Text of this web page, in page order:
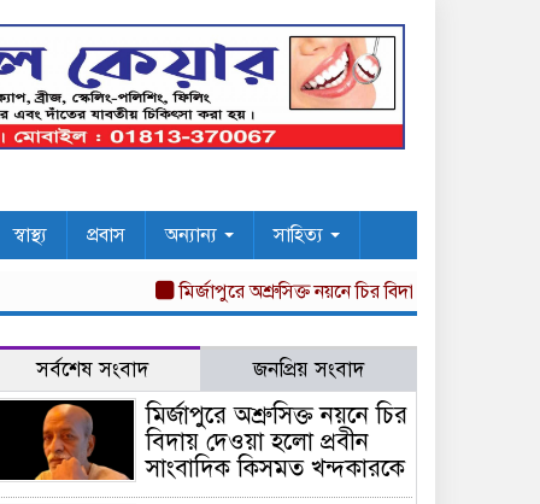
স্বাস্থ্য প্রবাস অন্যান্য সাহিত্য
মির্জাপুরে অশ্রুসিক্ত নয়নে চির বিদায় দেওয়া হলো প্রবীন
সর্বশেষ সংবাদ জনপ্রিয় সংবাদ
মির্জাপুরে অশ্রুসিক্ত নয়নে চির
বিদায় দেওয়া হলো প্রবীন
সাংবাদিক কিসমত খন্দকারকে